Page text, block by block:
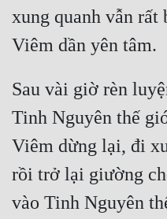
xung quanh vẫn
Sau vài giờ rèn
Tinh Nguyên thế
Viêm dừng lại, đi
rồi trở lại giường